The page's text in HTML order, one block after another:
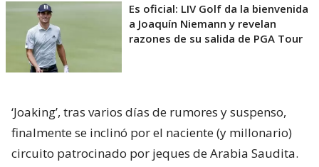
Es oficial: LIV Golf da la bienvenida
a Joaquín Niemann y revelan
razones de su salida de PGA Tour
‘Joaking’, tras varios días de rumores y suspenso,
finalmente se inclinó por el naciente (y millonario)
circuito patrocinado por jeques de Arabia Saudita.